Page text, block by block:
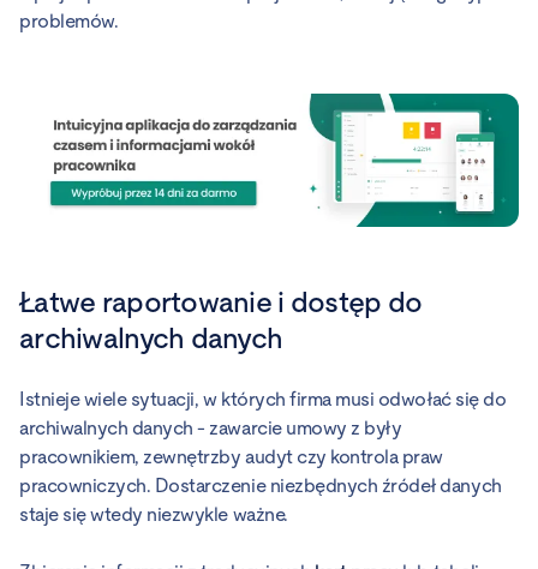
problemów.
Łatwe raportowanie i dostęp do
archiwalnych danych
Istnieje wiele sytuacji, w których firma musi odwołać się do
archiwalnych danych - zawarcie umowy z były
pracownikiem, zewnętrzby audyt czy kontrola praw
pracowniczych. Dostarczenie niezbędnych źródeł danych
staje się wtedy niezwykle ważne.